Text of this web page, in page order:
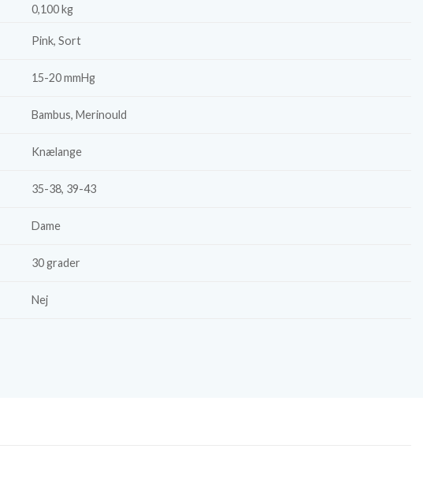
0,100 kg
Pink, Sort
15-20 mmHg
Bambus, Merinould
Knælange
35-38, 39-43
Dame
30 grader
Nej